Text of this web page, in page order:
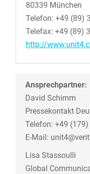
80339 München
Telefon: +49 (89)
Telefax: +49 (89)
http://
Ansprechpartner:
David Schimm
Pressekontakt
Telefon: +49
E-Mail:
Lisa Stassoulli
Global